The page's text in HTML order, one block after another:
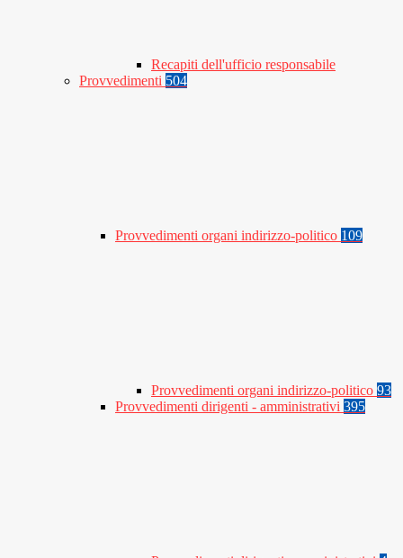
Recapiti dell'ufficio responsabile
Provvedimenti 504
Provvedimenti organi indirizzo-politico 109
Provvedimenti organi indirizzo-politico 93
Provvedimenti dirigenti - amministrativi 395